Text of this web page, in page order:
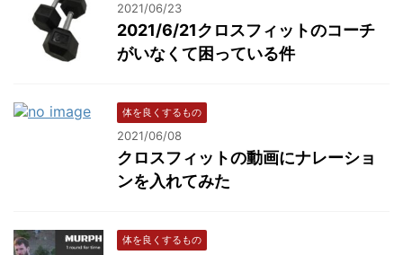
2021/06/23
2021/6/21クロスフィットのコーチ
がいなくて困っている件
体を良くするもの
2021/06/08
クロスフィットの動画にナレーショ
ンを入れてみた
体を良くするもの